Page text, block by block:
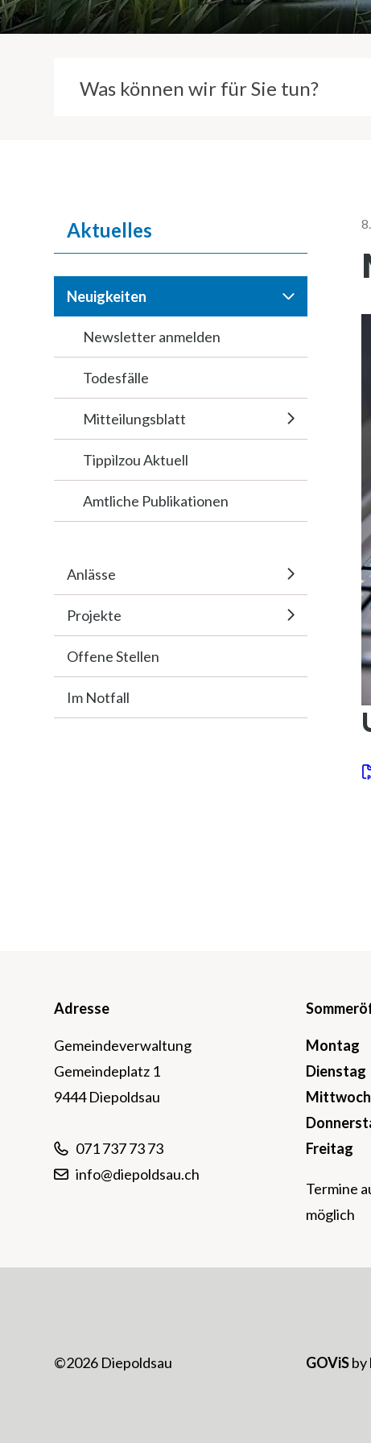
Inhaltsnavigation
Aktuelles
Neuigkeiten
Newsletter anmelden
Todesfälle
Mitteilungsblatt
Tippìlzou Aktuell
Amtliche Publikationen
Anlässe
Projekte
Offene Stellen
Im Notfall
Footer
Adresse
Gemeindeverwaltung
Gemeindeplatz 1
9444 Diepoldsau
071 737 73 73
info@diepoldsau.ch
Montag
Dienstag
Mittwoch
Do
Freitag
Termine
möglich
©2026 Diepoldsau GOViSby